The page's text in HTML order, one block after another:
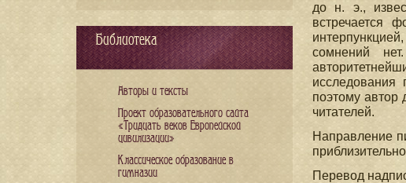
до н. э.,
встречается
сомнений
исследования
поэтому автор
читателей.
Направление
Перевод
Библиотека
Авторы и тексты
Проект образовательного сайта
«Тридцать веков Европейской
цивилизации»
Классическое образование в
гимназии